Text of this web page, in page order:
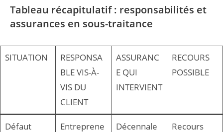
Tableau récapitulatif : responsabilités et
assurances en sous-traitance
SITUATION
RESPONSA
BLE VIS-À-
VIS DU
CLIENT
ASSURANC
E QUI
INTERVIENT
RECOURS
POSSIBLE
Défaut
Entreprene
Décennale
Recours